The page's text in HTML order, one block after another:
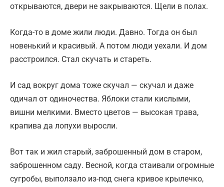
открываются, двери не закрываются. Щели в полах.
Когда-то в доме жили люди. Давно. Тогда он был
новенький и красивый. А потом люди уехали. И дом
расстроился. Стал скучать и стареть.
И сад вокруг дома тоже скучал — скучал и даже
одичал от одиночества. Яблоки стали кислыми,
вишни мелкими. Вместо цветов — высокая трава,
крапива да лопухи выросли.
Вот так и жил старый, заброшенный дом в старом,
заброшенном саду. Весной, когда стаивали огромные
сугробы, выползало из-под снега кривое крылечко,